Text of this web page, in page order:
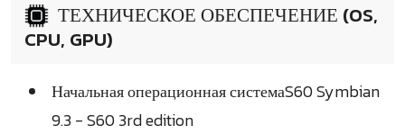
ТЕХНИЧЕСКОЕ ОБЕСПЕЧЕНИЕ (OS,
CPU, GPU)
Начальная операционная системаS60 Symbian
9.3 - S60 3rd edition